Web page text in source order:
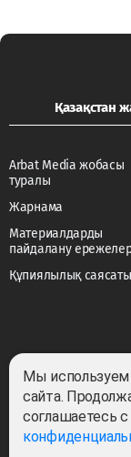
Қазақстан
Arbat Media жобасы
туралы
Жарнама
Материалдарды
пайдалану
Құпиялылық саясаты
Мы используем
сайта.
соглашаетесь